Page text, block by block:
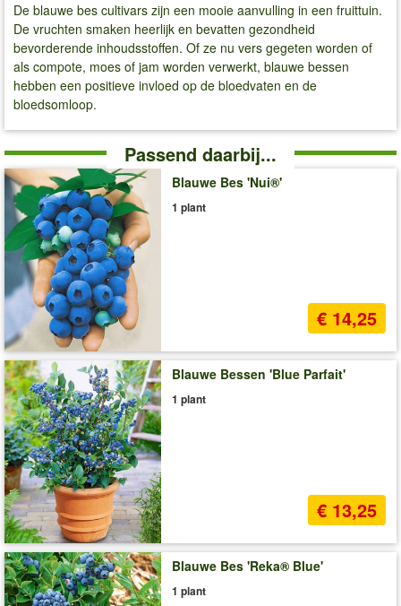
De blauwe bes cultivars zijn een mooie aanvulling in een fruittuin.
De vruchten smaken heerlijk en bevatten gezondheid
bevorderende inhoudsstoffen. Of ze nu vers gegeten worden of
als compote, moes of jam worden verwerkt, blauwe bessen
hebben een positieve invloed op de bloedvaten en de
bloedsomloop.
Passend daarbij...
Blauwe Bes 'Nui®'
1 plant
€ 14,25
Blauwe Bessen 'Blue Parfait'
1 plant
€ 13,25
Blauwe Bes 'Reka® Blue'
1 plant